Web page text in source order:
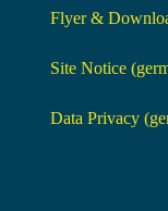
Flyer &
Site Notice
Data Privacy